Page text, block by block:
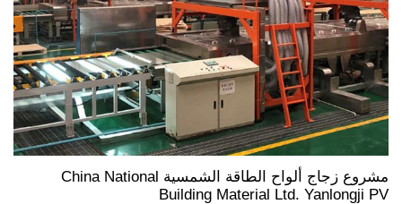
مشروع زجاج ألواح الطاقة الشمسية China National
Building Material Ltd. Yanlongji PV